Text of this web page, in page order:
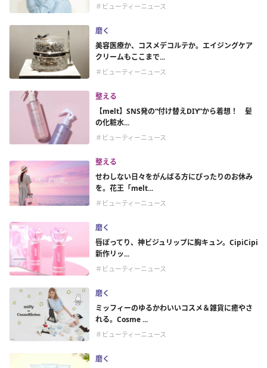
＃ビューティーニュース
磨く
美容医療か、コスメデコルテか。エイジングケア
クリームもここまで...
＃ビューティーニュース
整える
【melt】SNS発の“付け替えDIY”から着想！ 髪
の化粧水...
＃ビューティーニュース
整える
せわしない日々をがんばる方にぴったりのお休み
を。花王「melt...
＃ビューティーニュース
磨く
唇ぽってり、神ビジュリップに胸キュン。CipiCipi
新作リッ...
＃ビューティーニュース
磨く
ミッフィーのゆるかわいいコスメ＆雑貨に癒やさ
れる。Cosme ...
＃ビューティーニュース
磨く